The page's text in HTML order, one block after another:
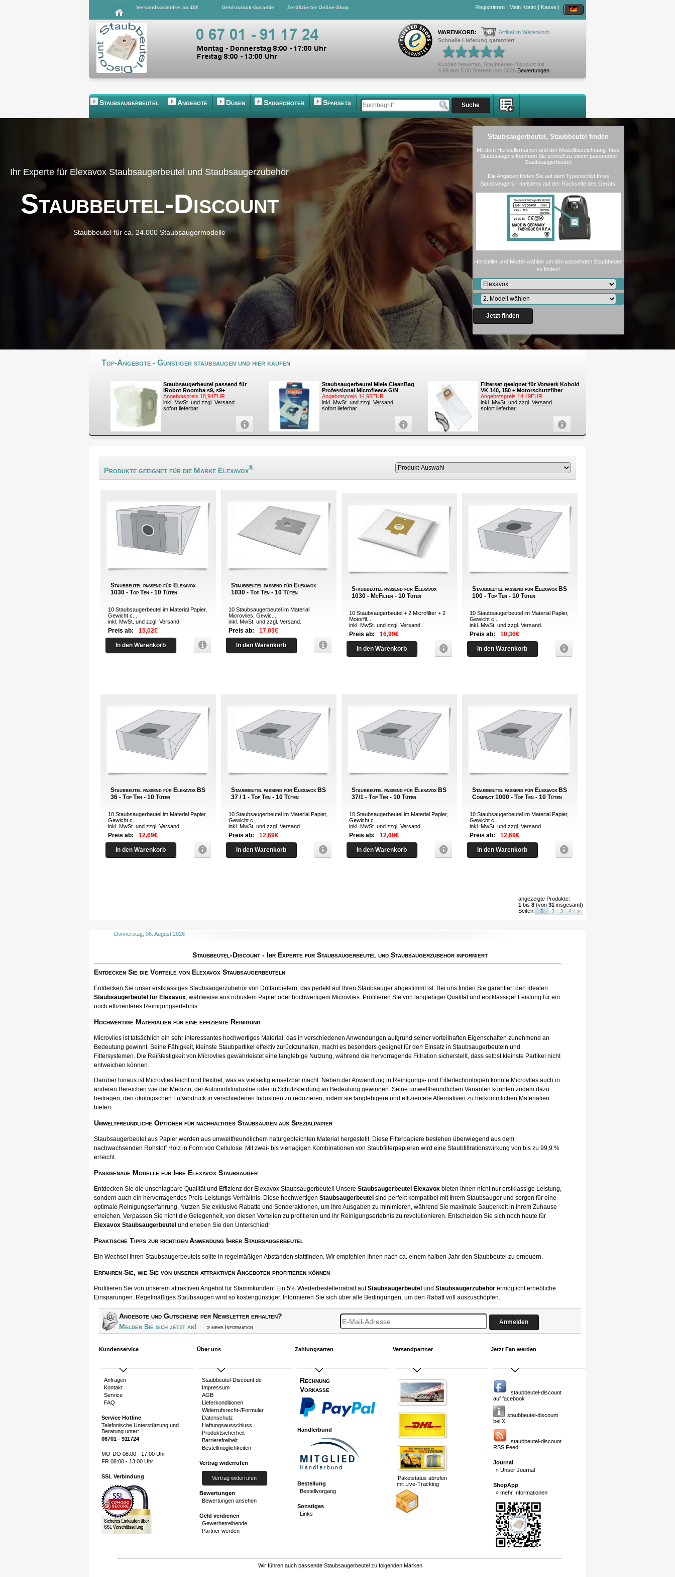
Versandkostenfrei ab 40€ Geld-zurück-Garantie Zertifizierter Online-Shop Registrieren | Mein Konto | Kasse |
WARENKORB: 0
Artikel im Warenkorb
Schnelle Lieferung garantiert
Kunden bewerten, Staubbeutel-Discount mit
4.69 aus 5.00 Sternen von 3626 Bewertungen
Staubsaugerbeutel Angebote Düsen Saugroboter Sparsets
Ihr Experte für Elexavox Staubsaugerbeutel und Staubsaugerzubehör
Staubbeutel-Discount
Staubbeutel für ca. 24.000 Staubsaugermodelle
Staubsaugerbeutel, Staubbeutel finden
Mit dem Herstellernamen und der Modellbezeichnung Ihres
Staubsaugers kommen Sie schnell zu einem passenden
Staubsaugerbeutel.
Die Angaben finden Sie auf dem Typenschild Ihres
Staubsaugers - meistens auf der Rückseite des Geräts.
Hersteller und Modell wählen um den passenden Staubbeutel
zu finden!
Jetzt finden
Top-Angebote - Günstiger staubsaugen und hier kaufen
Staubsaugerbeutel passend für
iRobot Roomba s9, s9+
Angebotspreis 18,94EUR
inkl. MwSt. und zzgl. Versand
sofort lieferbar
Staubsaugerbeutel Miele CleanBag
Professional Microfleece G/N
Angebotspreis 14,95EUR
inkl. MwSt. und zzgl. Versand
sofort lieferbar
Filterset geeignet für Vorwerk Kobold
VK 140, 150 + Motorschutzfilter
Angebotspreis 14,49EUR
inkl. MwSt. und zzgl. Versand
sofort lieferbar
Produkte geeignet für die Marke Elexavox®
Staubbeutel passend für Elexavox
1030 - Top Ten - 10 Tüten
10 Staubsaugerbeutel im Material Papier,
Gewicht c...
inkl. MwSt. und zzgl. Versand
Preis ab: 15,02€
In den Warenkorb
Staubbeutel passend für Elexavox
1030 - Top Ten - 10 Tüten
10 Staubsaugerbeutel im Material
Microvlies, Gewic...
inkl. MwSt. und zzgl. Versand
Preis ab: 17,03€
In den Warenkorb
Staubbeutel passend für Elexavox
1030 - McFilter - 10 Tüten
10 Staubsaugerbeutel + 2 Microfilter + 2
Motorfil...
inkl. MwSt. und zzgl. Versand
Preis ab: 16,99€
In den Warenkorb
Staubbeutel passend für Elexavox BS
100 - Top Ten - 10 Tüten
10 Staubsaugerbeutel im Material Papier,
Gewicht c...
inkl. MwSt. und zzgl. Versand
Preis ab: 10,36€
In den Warenkorb
Staubbeutel passend für Elexavox BS
36 - Top Ten - 10 Tüten
10 Staubsaugerbeutel im Material Papier,
Gewicht c...
inkl. MwSt. und zzgl. Versand
Preis ab: 12,69€
In den Warenkorb
Staubbeutel passend für Elexavox BS
37 / 1 - Top Ten - 10 Tüten
10 Staubsaugerbeutel im Material Papier,
Gewicht c...
inkl. MwSt. und zzgl. Versand
Preis ab: 12,69€
In den Warenkorb
Staubbeutel passend für Elexavox BS
37/1 - Top Ten - 10 Tüten
10 Staubsaugerbeutel im Material Papier,
Gewicht c...
inkl. MwSt. und zzgl. Versand
Preis ab: 12,69€
In den Warenkorb
Staubbeutel passend für Elexavox BS
Compact 1000 - Top Ten - 10 Tüten
10 Staubsaugerbeutel im Material Papier,
Gewicht c...
inkl. MwSt. und zzgl. Versand
Preis ab: 12,69€
In den Warenkorb
angezeigte Produkte:
1 bis 8 (von 31 insgesamt)
Seiten:
1 2 3 4 »
Donnerstag, 06. August 2026
Staubbeutel-Discount - Ihr Experte für Staubsaugerbeutel und Staubsaugerzubehör informiert
Entdecken Sie die Vorteile von Elexavox Staubsaugerbeuteln
Entdecken Sie unser erstklassiges Staubsaugerzubehör von Drittanbietern, das perfekt auf Ihren Staubsauger abgestimmt ist. Bei uns finden Sie garantiert den idealen
Staubsaugerbeutel für Elexavox, wahlweise aus robustem Papier oder hochwertigem Microvlies. Profitieren Sie von langlebiger Qualität und erstklassiger Leistung für ein
noch effizienteres Reinigungserlebnis.
Hochwertige Materialien für eine effiziente Reinigung
Microvlies ist tatsächlich ein sehr interessantes hochwertiges Material, das in verschiedenen Anwendungen aufgrund seiner vorteilhaften Eigenschaften zunehmend an
Bedeutung gewinnt. Seine Fähigkeit, kleinste Staubpartikel effektiv zurückzuhalten, macht es besonders geeignet für den Einsatz in Staubsaugerbeuteln und
Filtersystemen. Die Reißfestigkeit von Microvlies gewährleistet eine langlebige Nutzung, während die hervorragende Filtration sicherstellt, dass selbst kleinste Partikel nicht
entweichen können.
Darüber hinaus ist Microvlies leicht und flexibel, was es vielseitig einsetzbar macht. Neben der Anwendung in Reinigungs- und Filtertechnologien könnte Microvlies auch in
anderen Bereichen wie der Medizin, der Automobilindustrie oder in Schutzkleidung an Bedeutung gewinnen. Seine umweltfreundlichen Varianten könnten zudem dazu
beitragen, den ökologischen Fußabdruck in verschiedenen Industrien zu reduzieren, indem sie langlebigere und effizientere Alternativen zu herkömmlichen Materialien
bieten.
Umweltfreundliche Optionen für nachhaltiges Staubsaugen aus Spezialpapier
Staubsaugerbeutel aus Papier werden aus umweltfreundlichem naturgebleichten Material hergestellt. Diese Filterpapiere bestehen überwiegend aus dem
nachwachsenden Rohstoff Holz in Form von Cellulose. Mit zwei- bis vierlagigen Kombinationen von Staubfilterpapieren wird eine Staubfiltrationswirkung von bis zu 99,9 %
erreicht.
Passgenaue Modelle für Ihre Elexavox Staubsauger
Entdecken Sie die unschlagbare Qualität und Effizienz der Elexavox Staubsaugerbeutel! Unsere Staubsaugerbeutel Elexavox bieten Ihnen nicht nur erstklassige Leistung,
sondern auch ein hervorragendes Preis-Leistungs-Verhältnis. Diese hochwertigen Staubsaugerbeutel sind perfekt kompatibel mit Ihrem Staubsauger und sorgen für eine
optimale Reinigungserfahrung. Nutzen Sie exklusive Rabatte und Sonderaktionen, um Ihre Ausgaben zu minimieren, während Sie maximale Sauberkeit in Ihrem Zuhause
erreichen. Verpassen Sie nicht die Gelegenheit, von diesen Vorteilen zu profitieren und Ihr Reinigungserlebnis zu revolutionieren. Entscheiden Sie sich noch heute für
Elexavox Staubsaugerbeutel und erleben Sie den Unterschied!
Praktische Tipps zur richtigen Anwendung Ihrer Staubsaugerbeutel
Ein Wechsel Ihren Staubsaugerbeutels sollte in regelmäßigen Abständen stattfinden. Wir empfehlen Ihnen nach ca. einem halben Jahr den Staubbeutel zu erneuern.
Erfahren Sie, wie Sie von unseren attraktiven Angeboten profitieren können
Profitieren Sie von unserem attraktiven Angebot für Stammkunden! Ein 5% Wiederbestellerrabatt aufStaubsaugerbeutel und Staubsaugerzubehör ermöglicht erhebliche
Einsparungen. Regelmäßiges Staubsaugen wird so kostengünstiger. Informieren Sie sich über alle Bedingungen, um den Rabatt voll auszuschöpfen.
Angebote und Gutscheine per Newsletter erhalten?
Melden Sie sich jetzt an!
» mehr Information
Kundenservice
Anfragen
Kontakt
Service
FAQ
Service Hotline
Telefonische Unterstützung und
Beratung unter:
06701 - 911724
MO-DO 08:00 - 17:00 Uhr
FR 08:00 - 13:00 Uhr
SSL Verbindung
Über uns
Staubbeutel-Discount.de
Impressum
AGB
Lieferkonditionen
Widerrufsrecht-/Formular
Datenschutz
Haftungsausschluss
Produktsicherheit
Barrierefreiheit
Bestellmöglichkeiten
Vertrag widerrufen
Vertrag widerrufen
Bewertungen
Bewertungen ansehen
Geld verdienen
Gewerbetreibende
Partner werden
Zahlungsarten
Rechnung
Vorkasse
Händlerbund
Bestellung
Bestellvorgang
Sonstiges
Links
Versandpartner
Paketstatus abrufen
mit Live-Tracking
Jetzt Fan werden
staubbeutel-discount
auf facebook
staubbeutel-discount
bei X
staubbeutel-discount
RSS Feed
Journal
» Unser Journal
ShopApp
» mehr Informationen
Wir führen auch passende Staubsaugerbeutel zu folgenden Marken